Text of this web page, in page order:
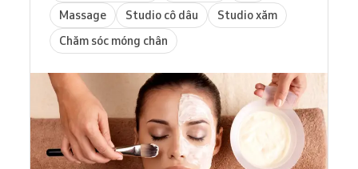
Massage Studio cô dâu
Studio xăm
Chăm sóc móng chân